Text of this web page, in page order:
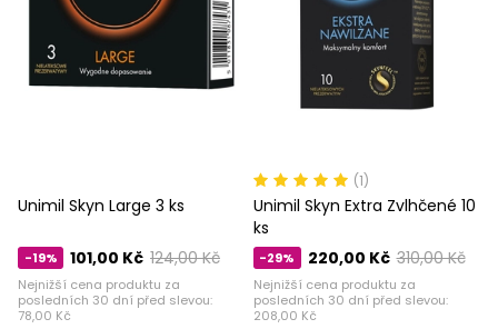
Unimil Skyn ​​​​Large 3 ks
-19% 124,00 Kč
101,00 Kč
Nejnižší cena produktu za
posledních 30 dní před slevou:
78,00 Kč
(1)
Unimil Skyn ​​​​Extra Zvlhčené 10
ks
-29% 310,00 Kč
220,00 Kč
Nejnižší cena produktu za
posledních 30 dní před slevou:
208,00 Kč